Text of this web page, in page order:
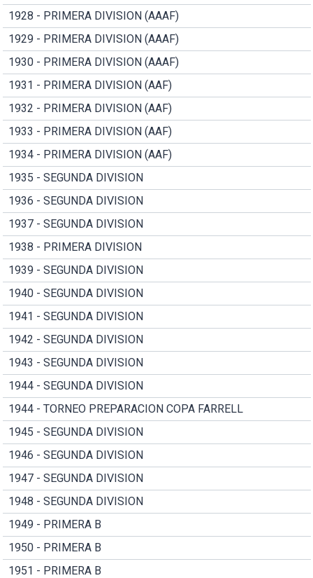
1928 - PRIMERA DIVISION (AAAF)
1929 - PRIMERA DIVISION (AAAF)
1930 - PRIMERA DIVISION (AAAF)
1931 - PRIMERA DIVISION (AAF)
1932 - PRIMERA DIVISION (AAF)
1933 - PRIMERA DIVISION (AAF)
1934 - PRIMERA DIVISION (AAF)
1935 - SEGUNDA DIVISION
1936 - SEGUNDA DIVISION
1937 - SEGUNDA DIVISION
1938 - PRIMERA DIVISION
1939 - SEGUNDA DIVISION
1940 - SEGUNDA DIVISION
1941 - SEGUNDA DIVISION
1942 - SEGUNDA DIVISION
1943 - SEGUNDA DIVISION
1944 - SEGUNDA DIVISION
1944 - TORNEO PREPARACION COPA FARRELL
1945 - SEGUNDA DIVISION
1946 - SEGUNDA DIVISION
1947 - SEGUNDA DIVISION
1948 - SEGUNDA DIVISION
1949 - PRIMERA B
1950 - PRIMERA B
1951 - PRIMERA B